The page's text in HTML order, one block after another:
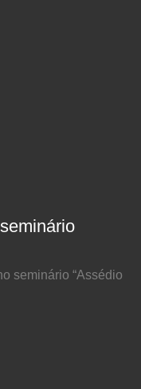
seminário “Assédio